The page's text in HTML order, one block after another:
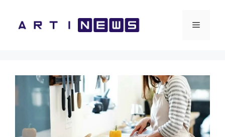
contenuto
Menu